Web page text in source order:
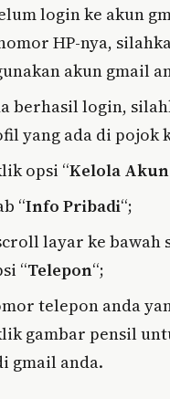
login ke akun
HP-nya,
akun gmail
berhasil login,
yang ada di pojok
opsi “Kelola
“Info Pribadi“;
layar ke bawah
“Telepon“;
telepon anda
gambar pensil
gmail anda.